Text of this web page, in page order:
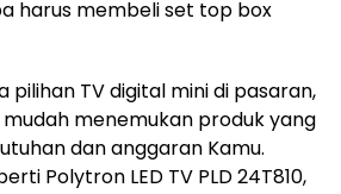
harus membeli set top box
pilihan TV digital mini di pasaran,
menemukan produk yang
dan anggaran Kamu.
Polytron LED TV PLD 24T810,